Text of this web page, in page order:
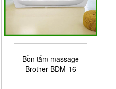
Bồn tắm massage
Brother BDM-16